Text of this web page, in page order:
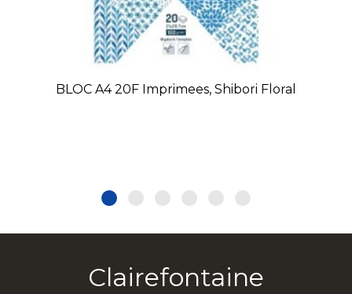
BLOC A4 20F Imprimees, Shibori Floral
Clairefontaine